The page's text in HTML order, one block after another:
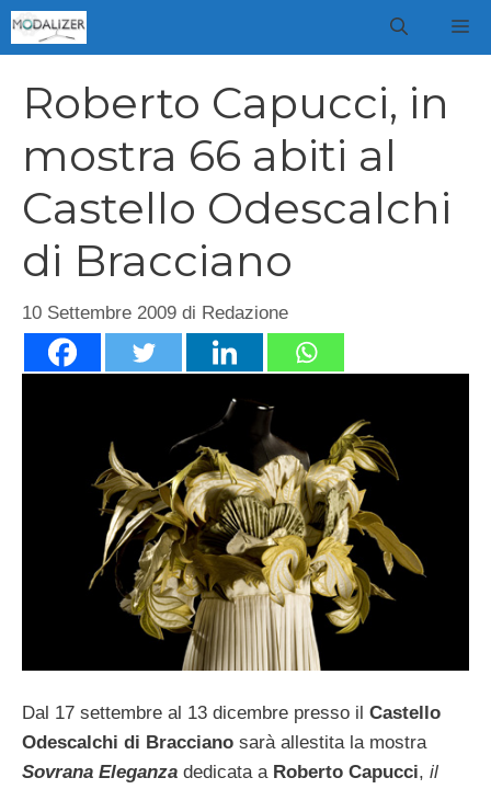
Vai
al
Roberto Capucci, in
mostra 66 abiti al
Castello Odescalchi
di Bracciano
10 Settembre 2009 di Redazione
Dal 17 settembre al 13 dicembre presso il Castello
Odescalchi di Bracciano sarà allestita la mostra
Sovrana Eleganza dedicata a Roberto Capucci, il